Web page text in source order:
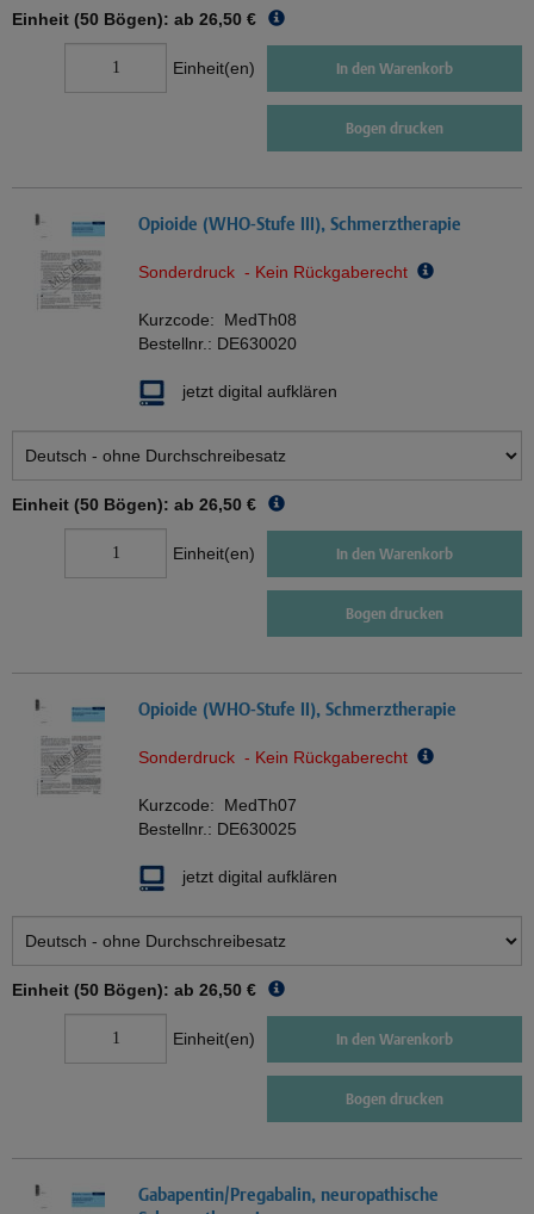
Einheit (50 Bögen): ab 26,50 €
Einheit(en) In den Warenkorb
Bogen drucken
Opioide (WHO-Stufe III), Schmerztherapie
Sonderdruck - Kein Rückgaberecht
Kurzcode: MedTh08
Bestellnr.: DE630020
jetzt digital aufklären
Einheit (50 Bögen): ab 26,50 €
Einheit(en) In den Warenkorb
Bogen drucken
Opioide (WHO-Stufe II), Schmerztherapie
Sonderdruck - Kein Rückgaberecht
Kurzcode: MedTh07
Bestellnr.: DE630025
jetzt digital aufklären
Einheit (50 Bögen): ab 26,50 €
Einheit(en) In den Warenkorb
Bogen drucken
Gabapentin/Pregabalin, neuropathische